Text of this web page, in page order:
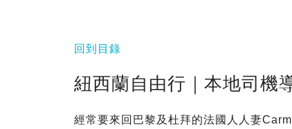
回到目錄
紐西蘭自由行｜本地司機
經常要來回巴黎及杜拜的法國人人妻